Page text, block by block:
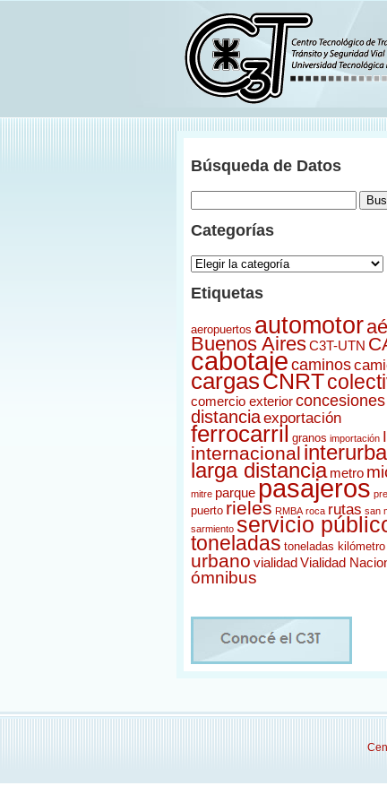
Menu
Inicio
Índice
Novedades
Sitios Relacionados
Contacto
Ir al C3T
Búsqueda de Datos
Categorías
Categorías
Etiquetas
aeropuertos automotor
Buenos AiresC3T-UTN
cabotaje caminos
cargasCNRT
comercio exteriorconcesiones
distanciaexportación
ferrocarril granos importación
internacional
larga distancia metro
mitre parquepasajeros
puerto rieles RMBA roca rutas san
sarmiento servicio
toneladas toneladas kilómetro
urbano vialidad Vialidad
ómnibus